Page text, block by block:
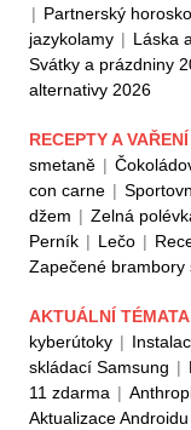
| Partnerský
jazykolamy | Láska
Svátky a prázdniny
alternativy 2026
RECEPTY A VAŘENÍ
smetaně |
con carne |
džem | Zelná
Perník | Lečo |
Zapečené brambory
AKTUÁLNÍ TÉMATA
kyberútoky |
skládací Samsung |
11 zdarma |
Aktualizace